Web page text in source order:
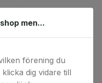
uppfyller
AA. Detta beror på
men...
förening du
dig vidare till